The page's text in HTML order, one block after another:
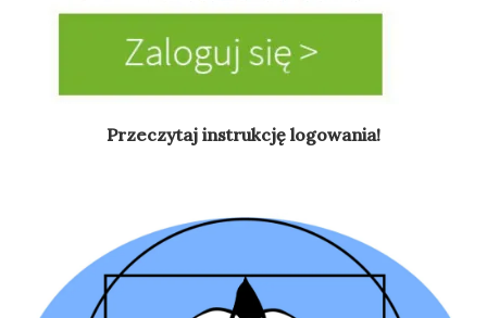
Przeczytaj instrukcję logowania!